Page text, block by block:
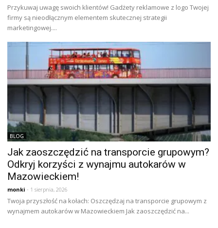
Przykuwaj uwagę swoich klientów! Gadżety reklamowe z logo Twojej
firmy są nieodłącznym elementem skutecznej strategii
marketingowej....
BLOG
Jak zaoszczędzić na transporcie grupowym?
Odkryj korzyści z wynajmu autokarów w
Mazowieckiem!
monki - 1 sierpnia, 2026
Twoja przyszłość na kołach: Oszczędzaj na transporcie grupowym z
wynajmem autokarów w Mazowieckiem Jak zaoszczędzić na...